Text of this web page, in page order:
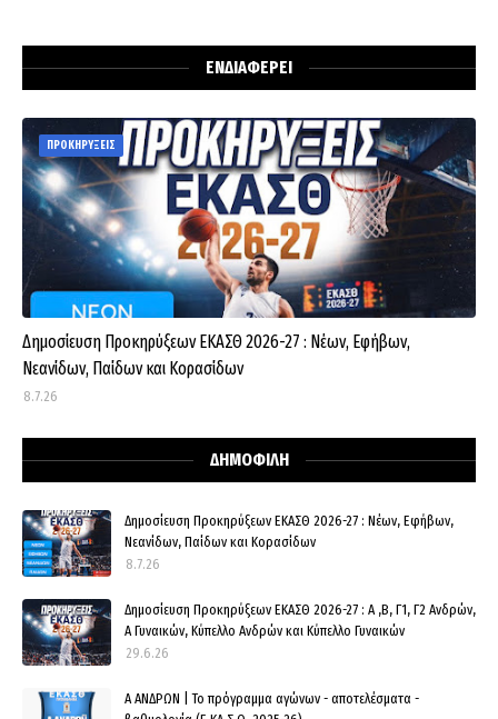
ΕΝΔΙΑΦΕΡΕΙ
ΠΡΟΚΗΡΥΞΕΙΣ
Δημοσίευση Προκηρύξεων ΕΚΑΣΘ 2026-27 : Νέων, Εφήβων,
Νεανίδων, Παίδων και Κορασίδων
8.7.26
ΔΗΜΟΦΙΛΗ
Δημοσίευση Προκηρύξεων ΕΚΑΣΘ 2026-27 : Νέων, Εφήβων,
Νεανίδων, Παίδων και Κορασίδων
8.7.26
Δημοσίευση Προκηρύξεων ΕΚΑΣΘ 2026-27 : Α ,Β, Γ1, Γ2 Ανδρών,
Α Γυναικών, Κύπελλο Ανδρών και Κύπελλο Γυναικών
29.6.26
Α ΑΝΔΡΩΝ | Το πρόγραμμα αγώνων - αποτελέσματα -